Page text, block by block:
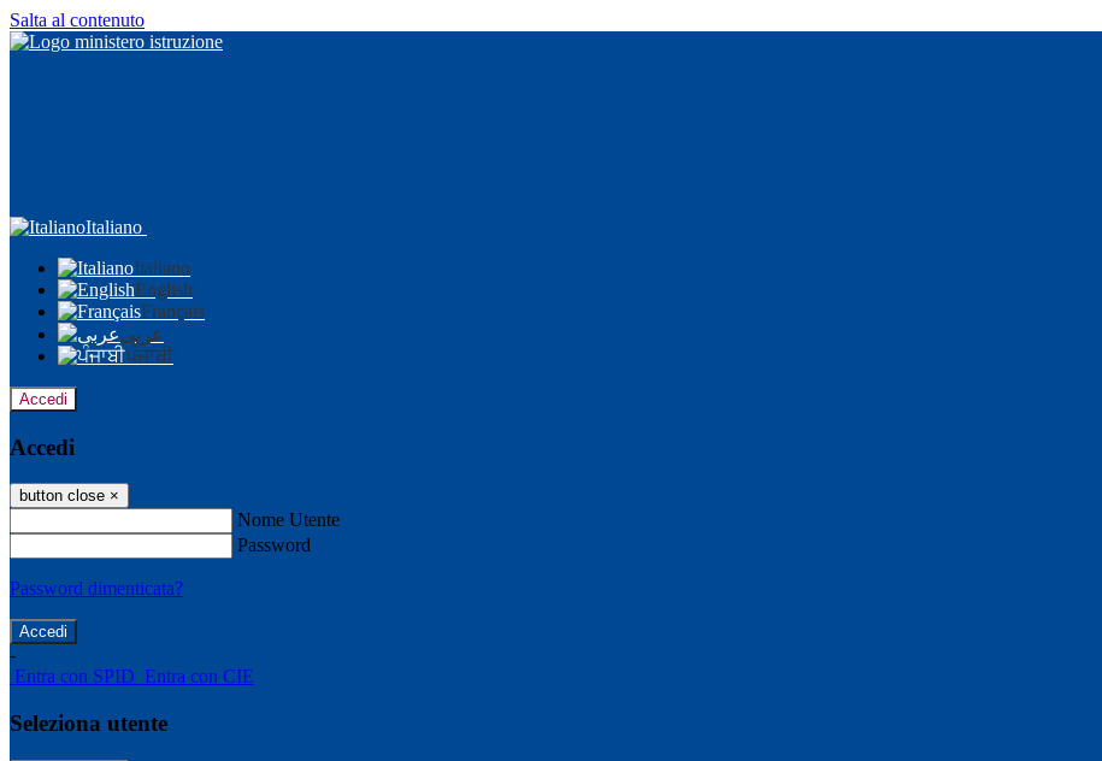
Salta al contenuto
Italiano
Italiano
English
Français
عربى
ਪੰਜਾਬੀ
Accedi
Accedi
button close ×
Nome Utente
Password
Password dimenticata?
-
Entra con SPID Entra con CIE
Seleziona utente